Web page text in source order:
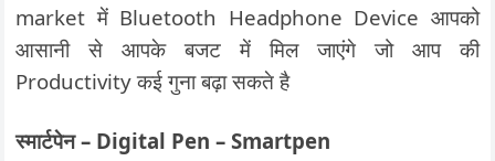
market में Bluetooth Headphone Device आपको
आसानी से आपके बजट में मिल जाएंगे जो आप की
Productivity कई गुना बढ़ा सकते है
स्मार्टपेन – Digital Pen – Smartpen